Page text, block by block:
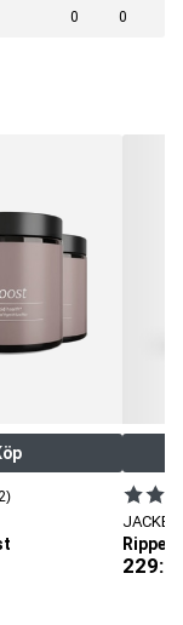
0 0
JACKED
Ripped
229:-